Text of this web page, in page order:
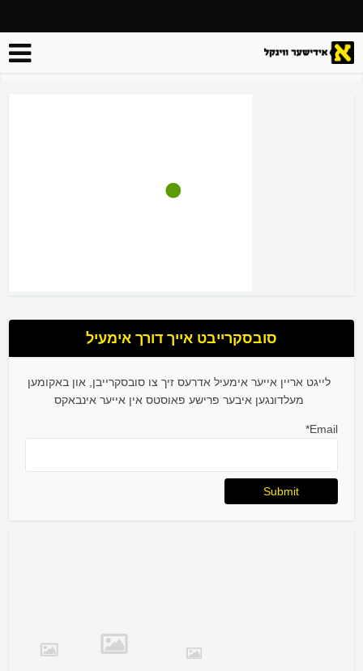
סובסקרייבט אייך דורך אימעיל
לייגט אריין אייער אימעיל אדרעס זיך צו סובסקרייבן, און באקומען
מעלדונגען איבער פרישע פאוסטס אין אייער אינבאקס
Email*